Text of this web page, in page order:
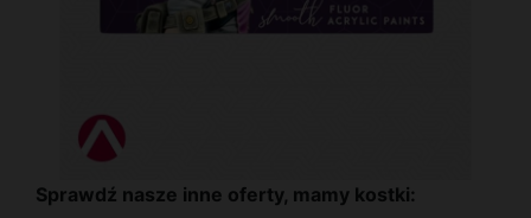
Sprawdź nasze inne oferty, mamy kostki: